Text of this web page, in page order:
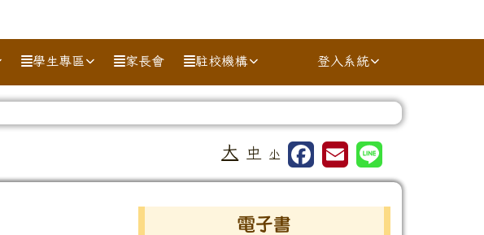
學生專區 家長會 駐校機構 登入系統
大 中 小
右邊區域內容
電子書